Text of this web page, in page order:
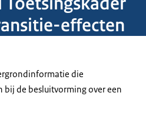
effecten
die
bij de besluitvorming over een